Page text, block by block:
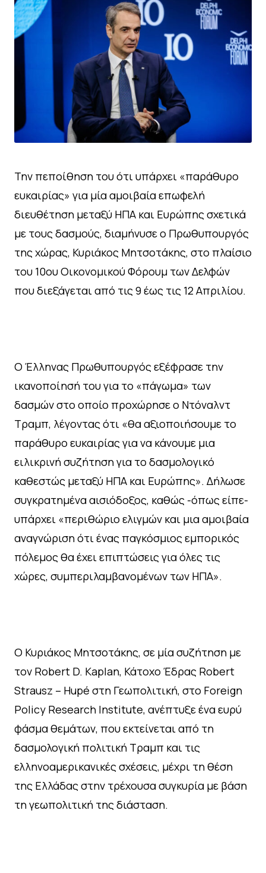
Την πεποίθηση του ότι υπάρχει «παράθυρο
ευκαιρίας» για μία αμοιβαία επωφελή
διευθέτηση μεταξύ ΗΠΑ και Ευρώπης σχετικά
με τους δασμούς, διαμήνυσε ο Πρωθυπουργός
της χώρας, Κυριάκος Μητσοτάκης, στο πλαίσιο
του 10ου Οικονομικού Φόρουμ των Δελφών
που διεξάγεται από τις 9 έως τις 12 Απριλίου.
Ο Έλληνας Πρωθυπουργός εξέφρασε την
ικανοποίησή του για το «πάγωμα» των
δασμών στο οποίο προχώρησε ο Ντόναλντ
Τραμπ, λέγοντας ότι «θα αξιοποιήσουμε το
παράθυρο ευκαιρίας για να κάνουμε μια
ειλικρινή συζήτηση για το δασμολογικό
καθεστώς μεταξύ ΗΠΑ και Ευρώπης». Δήλωσε
συγκρατημένα αισιόδοξος, καθώς -όπως είπε-
υπάρχει «περιθώριο ελιγμών και μια αμοιβαία
αναγνώριση ότι ένας παγκόσμιος εμπορικός
πόλεμος θα έχει επιπτώσεις για όλες τις
χώρες, συμπεριλαμβανομένων των ΗΠΑ».
Ο Κυριάκος Μητσοτάκης, σε μία συζήτηση με
τον Robert D. Kaplan, Κάτοχο Έδρας Robert
Strausz – Hupé στη Γεωπολιτική, στο Foreign
Policy Research Institute, ανέπτυξε ένα ευρύ
φάσμα θεμάτων, που εκτείνεται από τη
δασμολογική πολιτική Τραμπ και τις
ελληνοαμερικανικές σχέσεις, μέχρι τη θέση
της Ελλάδας στην τρέχουσα συγκυρία με βάση
τη γεωπολιτική της διάσταση.